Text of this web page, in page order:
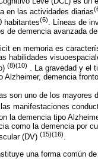
en las actividades diarias
habitantes(6). Líneas de
de demencia avanzada
en memoria es
habilidades
(8)(10) . La gravedad y el
Alzheimer, demencia
son uno de los mayores
manifestaciones
la demencia tipo
como la demencia por
(DV) (15)(16).
una forma común